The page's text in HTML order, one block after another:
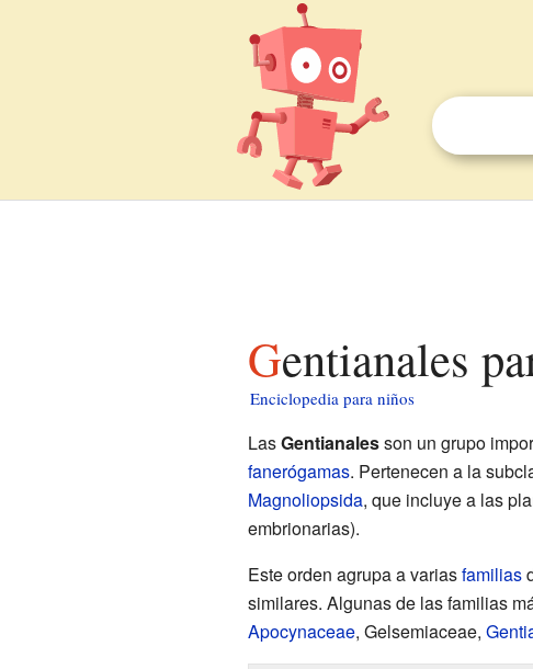
Gentianales
Enciclopedia para niños
LasGentianalesson un grupo
fanerógamas. Pertenecen a la
Magnoliopsida, que incluye a las
embrionarias).
Este orden agrupa a variasfamilias
similares. Algunas de las familias
Apocynaceae, Gelsemiaceae,